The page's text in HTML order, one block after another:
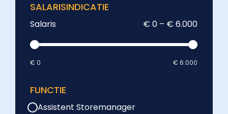
SALARISINDICATIE
Salaris € 0 – € 6.000
€ 0 € 6.000
FUNCTIE
Assistent Storemanager